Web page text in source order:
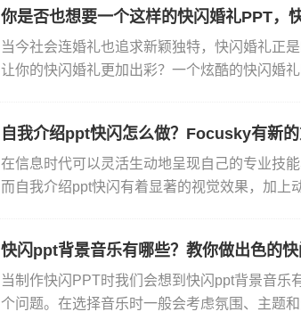
你是否也想要一个这样的快闪婚礼PPT，
当今社会连婚礼也追求新颖独特，快闪婚礼正
让你的快闪婚礼更加出彩？一个炫酷的快闪婚
自我介绍ppt快闪怎么做？Focusky有新
在信息时代可以灵活生动地呈现自己的专业技
而自我介绍ppt快闪有着显著的视觉效果，加上
快闪ppt背景音乐有哪些？教你做出色的快
当制作快闪PPT时我们会想到快闪ppt背景音乐
个问题。在选择音乐时一般会考虑氛围、主题